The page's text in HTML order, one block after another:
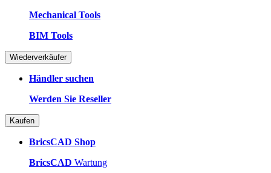
Mechanical Tools
BIM Tools
Wiederverkäufer
Händler suchen
Werden Sie Reseller
Kaufen
BricsCAD Shop
BricsCAD Wartung